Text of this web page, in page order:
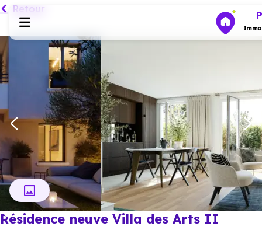
Programmes neufs
Habiter
Investir
Actualités
Ressources
Retour
Résidence neuve Villa des Arts II